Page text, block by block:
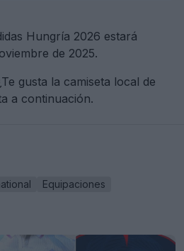
Hungría 2026 estará
de 2025.
gusta la camiseta local de
a continuación.
Equipaciones